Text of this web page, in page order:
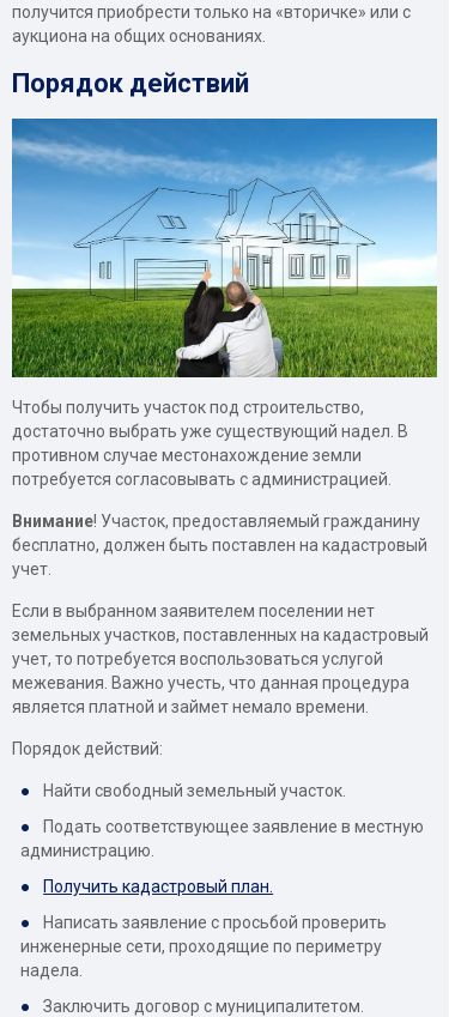
получится приобрести только на «вторичке» или с
аукциона на общих основаниях.
Порядок действий
Чтобы получить участок под строительство,
достаточно выбрать уже существующий надел. В
противном случае местонахождение земли
потребуется согласовывать с администрацией.
Внимание! Участок, предоставляемый гражданину
бесплатно, должен быть поставлен на кадастровый
учет.
Если в выбранном заявителем поселении нет
земельных участков, поставленных на кадастровый
учет, то потребуется воспользоваться услугой
межевания. Важно учесть, что данная процедура
является платной и займет немало времени.
Порядок действий:
Найти свободный земельный участок.
Подать соответствующее заявление в местную
администрацию.
Получить кадастровый план.
Написать заявление с просьбой проверить
инженерные сети, проходящие по периметру
надела.
Заключить договор с муниципалитетом.